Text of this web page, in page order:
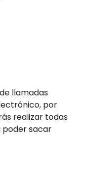
llamadas
por
realizar todas
poder sacar